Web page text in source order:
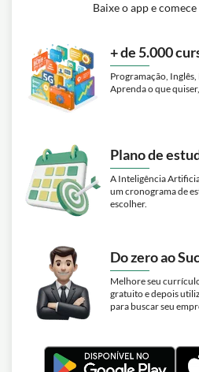
Baixe o app e
+ de 5.000
Programação,
Aprenda o que
Plano de
A Inteligência
um cronograma de
escolher.
Do zero ao
Melhore seu
gratuito e depois
para buscar seu